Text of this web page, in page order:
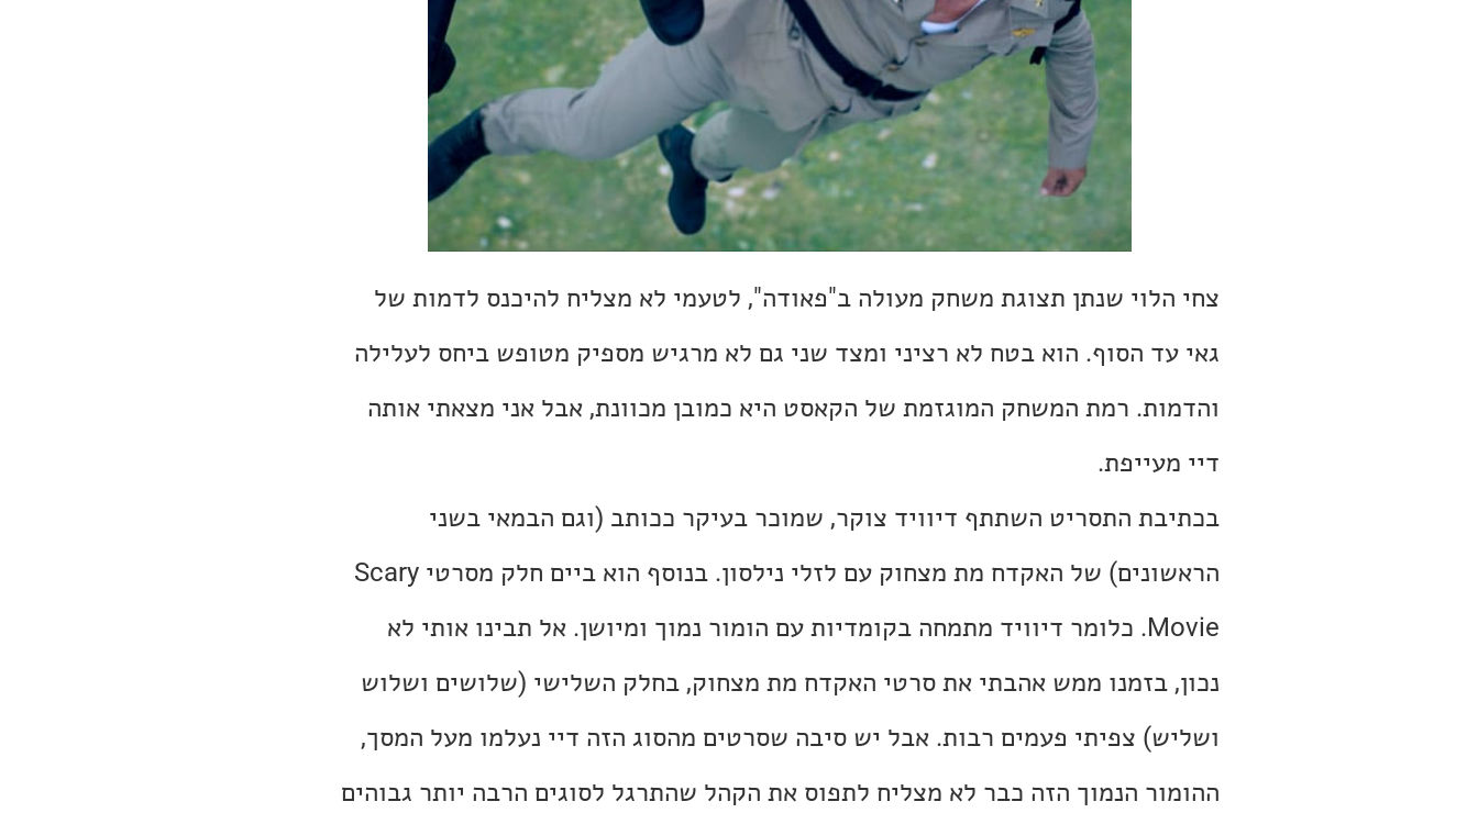
צחי הלוי שנתן תצוגת משחק מעולה ב"פאודה", לטעמי לא מצליח להיכנס לדמות של
גאי עד הסוף. הוא בטח לא רציני ומצד שני גם לא מרגיש מספיק מטופש ביחס לעלילה
והדמות. רמת המשחק המוגזמת של הקאסט היא כמובן מכוונת, אבל אני מצאתי אותה
דיי מעייפת.
בכתיבת התסריט השתתף דיוויד צוקר, שמוכר בעיקר ככותב (וגם הבמאי בשני
הראשונים) של האקדח מת מצחוק עם לזלי נילסון. בנוסף הוא ביים חלק מסרטי Scary
Movie. כלומר דיוויד מתמחה בקומדיות עם הומור נמוך ומיושן. אל תבינו אותי לא
נכון, בזמנו ממש אהבתי את סרטי האקדח מת מצחוק, בחלק השלישי (שלושים ושלוש
ושליש) צפיתי פעמים רבות. אבל יש סיבה שסרטים מהסוג הזה דיי נעלמו מעל המסך,
ההומור הנמוך הזה כבר לא מצליח לתפוס את הקהל שהתרגל לסוגים הרבה יותר גבוהים